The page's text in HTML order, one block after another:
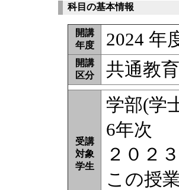
科目の基本情報
開講
年度
2024 年
開講
区分
共通教
受講
対象
学生
学部(学
6年次
２０２
この授